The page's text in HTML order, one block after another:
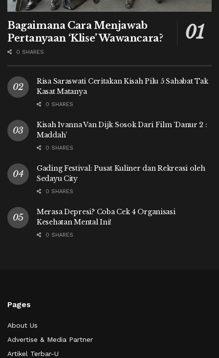
Bagaimana Cara Menjawab
Pertanyaan ‘Klise’ Wawancara?
0 SHARES
Risa Saraswati Ceritakan Kisah Pilu 5 Sahabat Tak
Kasat Matanya
0 SHARES
Kisah Ivanna Van Dijk Sosok Dari Film ‘Danur 2 :
Maddah’
0 SHARES
Gading Festival: Pusat Kuliner dan Rekreasi oleh
Sedayu City
0 SHARES
Merasa Depresi? Coba Cek 4 Organisasi
Kesehatan Mental Ini!
0 SHARES
Pages
About Us
Advertise & Media Partner
Artikel Terbar-U